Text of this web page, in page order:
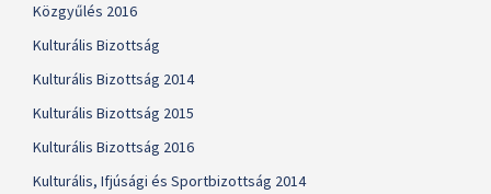
Közgyűlés 2016
Kulturális Bizottság
Kulturális Bizottság 2014
Kulturális Bizottság 2015
Kulturális Bizottság 2016
Kulturális, Ifjúsági és Sportbizottság 2014